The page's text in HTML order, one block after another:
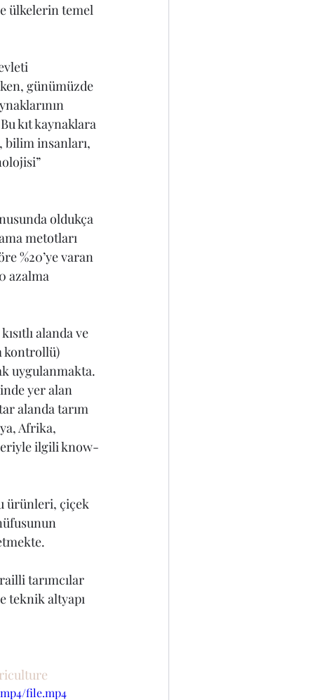
ülkelerin temel
günümüzde
kıt kaynaklara
bilim insanları,
oldukça
metotları
%20’ye varan
azalma
alanda ve
kontrollü)
uygulanmakta.
yer alan
alanda tarım
Afrika,
ilgili know-
ürünleri, çiçek
tarımcılar
teknik altyapı
mp4/file.mp4